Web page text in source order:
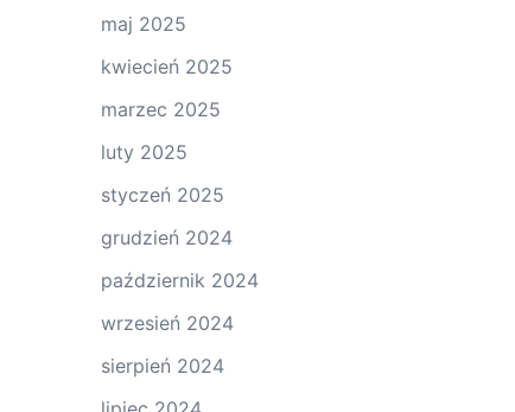
maj 2025
kwiecień 2025
marzec 2025
luty 2025
styczeń 2025
grudzień 2024
październik 2024
wrzesień 2024
sierpień 2024